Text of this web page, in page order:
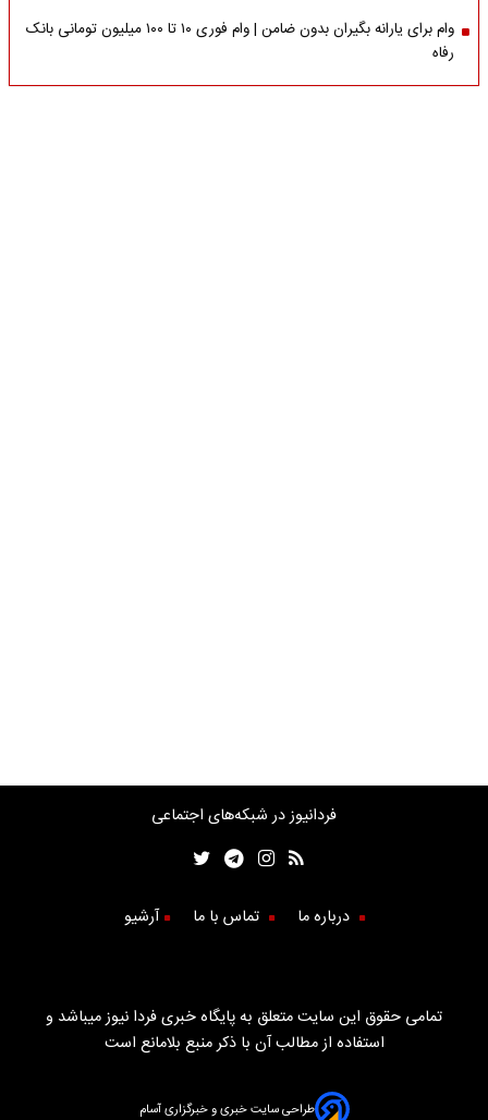
وام برای یارانه بگیران بدون ضامن | وام فوری ۱۰ تا ۱۰۰ میلیون تومانی بانک
رفاه
فردانیوز در شبکه‌های اجتماعی
درباره ما تماس با ما آرشیو
تمامی حقوق این سایت متعلق به پایگاه خبری فردا نیوز میباشد و
استفاده از مطالب آن با ذکر منبع بلامانع است
طراحی سایت خبری و خبرگزاری آسام